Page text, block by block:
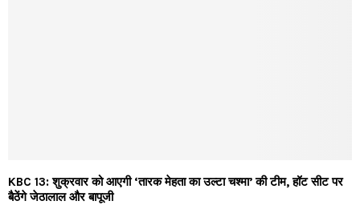
KBC 13: शुक्रवार को आएगी ‘तारक मेहता का उल्टा चश्मा’ की टीम, हॉट सीट पर
बैठेंगे जेठालाल और बापूजी